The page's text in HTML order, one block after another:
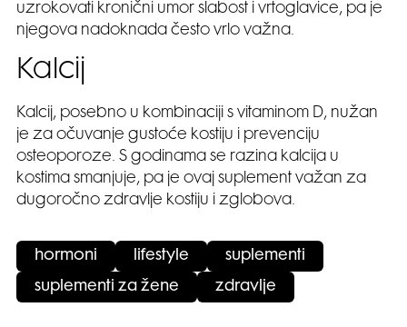
uzrokovati kronični umor slabost i vrtoglavice, pa je
njegova nadoknada često vrlo važna.
Kalcij
Kalcij, posebno u kombinaciji s vitaminom D, nužan
je za očuvanje gustoće kostiju i prevenciju
osteoporoze. S godinama se razina kalcija u
kostima smanjuje, pa je ovaj suplement važan za
dugoročno zdravlje kostiju i zglobova.
hormoni lifestyle suplementi
suplementi za žene zdravlje